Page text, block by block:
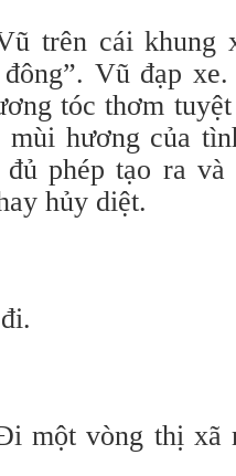
trên cái khung
Vũ đạp
tóc thơm
hương của
đủ phép tạo ra
hủy diệt.
một vòng thị xã